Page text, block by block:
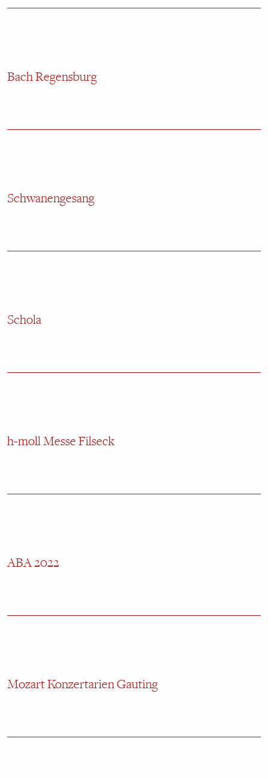
Bach Regensburg
Schwanengesang
Schola
h-moll Messe Filseck
ABA 2022
Mozart Konzertarien Gauting